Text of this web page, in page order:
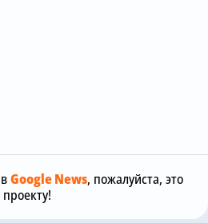
Google News, пожалуйста, это